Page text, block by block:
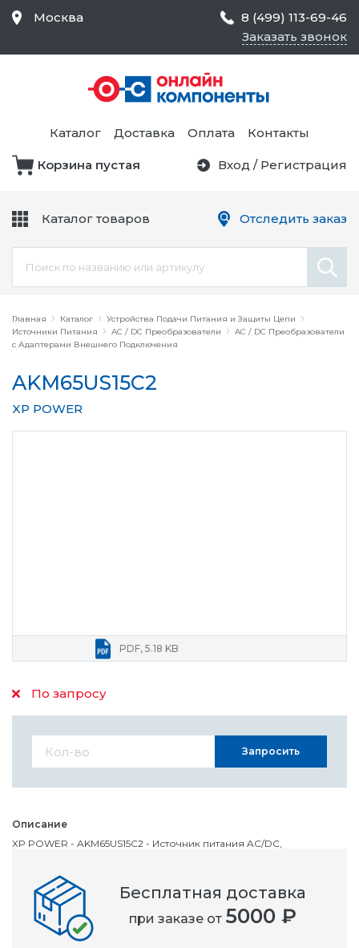
Главная Каталог
Устройства Подачи Питания и Защиты Цепи
Источники Питания
AC / DC Преобразователи
AC / DC Преобразователи
с Адаптерами Внешнего Подключения
AKM65US15C2
XP POWER
По запросу
PDF, 5.18 KB
Описание
XP POWER - AKM65US15C2 - Источник питания AC/DC,
Номенклатурный номер
OC2888832
Запросить
Бесплатная доставка
при заказе от 5000 ₽
Москва
8 (499) 113-69-46
Заказать звонок
Каталог Доставка Оплата Контакты
Корзина пустая Вход / Регистрация
Каталог товаров
Средства Контроля
Статического
Электричества и
Безопасности,
Товары для Чистых
Цепи
Оборудование
Отследить заказ